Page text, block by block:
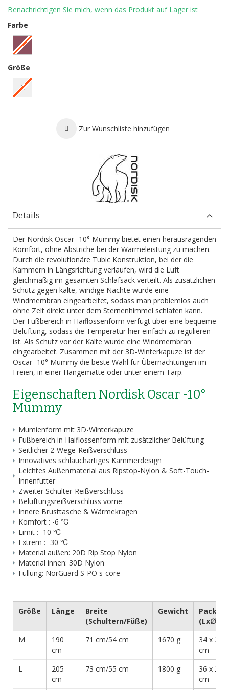
Benachrichtigen Sie mich, wenn das Produkt auf Lager ist
Farbe
Größe
L
Zur Wunschliste hinzufügen
Details
Der Nordisk Oscar -10° Mummy bietet einen herausragenden
Komfort, ohne Abstriche bei der Wärmeleistung zu machen.
Durch die revolutionäre Tubic Konstruktion, bei der die
Kammern in Längsrichtung verlaufen, wird die Luft
gleichmäßig im gesamten Schlafsack verteilt. Als zusätzlichen
Schutz gegen kalte, windige Nächte wurde eine
Windmembran eingearbeitet, sodass man problemlos auch
ohne Zelt direkt unter dem Sternenhimmel schlafen kann.
Der Fußbereich in Haiflossenform verfügt über eine bequeme
Belüftung, sodass die Temperatur hier einfach zu regulieren
ist. Als Schutz vor der Kälte wurde eine Windmembran
eingearbeitet. Zusammen mit der 3D-Winterkapuze ist der
Oscar -10° Mummy die beste Wahl für Übernachtungen im
Freien, in einer Hängematte oder unter einem Tarp.
Eigenschaften Nordisk Oscar -10°
Mummy
Mumienform mit 3D-Winterkapuze
Fußbereich in Haiflossenform mit zusätzlicher Belüftung
Seitlicher 2-Wege-Reißverschluss
Innovatives schlauchartiges Kammerdesign
Leichtes Außenmaterial aus Ripstop-Nylon & Soft-Touch-
Innenfutter
Zweiter Schulter-Reißverschluss
Belüftungsreißverschluss vorne
Innere Brusttasche & Wärmekragen
Komfort : -6 ℃
Limit : -10 ℃
Extrem : -30 ℃
Material außen: 20D Rip Stop Nylon
Material innen: 30D Nylon
Füllung: NorGuard S-PO s-core
Größe Länge
Breite
(Schultern/Füße)
Gewicht
(Lx∅)
M
190
cm
71 cm/54 cm 1670 g
34 x 25
cm
L
205
cm
73 cm/55 cm 1800 g
36 x 25
cm